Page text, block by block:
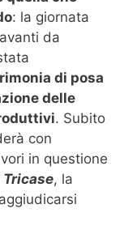
: la giornata
da
di posa
delle
. Subito
con
in questione
Tricase, la